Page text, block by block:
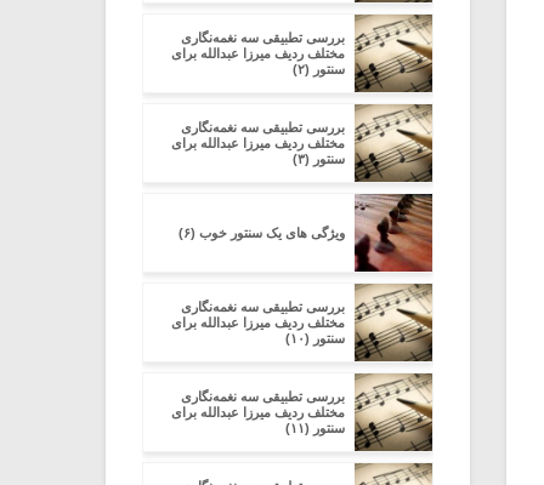
بررسی تطبیقی سه نغمه‌نگاری
مختلف ردیف میرزا عبدالله برای
سنتور (۲)
بررسی تطبیقی سه نغمه‌نگاری
مختلف ردیف میرزا عبدالله برای
سنتور (۳)
ویژگی های یک سنتور خوب (۶)
بررسی تطبیقی سه نغمه‌نگاری
مختلف ردیف میرزا عبدالله برای
سنتور (۱۰)
بررسی تطبیقی سه نغمه‌نگاری
مختلف ردیف میرزا عبدالله برای
سنتور (۱۱)